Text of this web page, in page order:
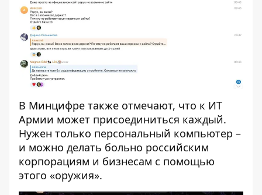
В Минцифре также отмечают, что к ИТ
Армии может присоединиться каждый.
Нужен только персональный компьютер –
и можно делать больно российским
корпорациям и бизнесам с помощью
этого «оружия».